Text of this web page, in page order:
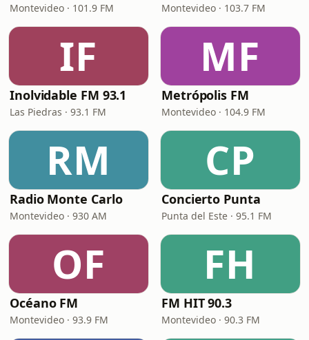
Montevideo · 101.9 FM Montevideo · 103.7 FM
IF
Inolvidable FM 93.1
Las Piedras · 93.1 FM
MF
Metrópolis FM
Montevideo · 104.9 FM
RM
Radio Monte Carlo
Montevideo · 930 AM
CP
Concierto Punta
Punta del Este · 95.1 FM
OF
Océano FM
Montevideo · 93.9 FM
FH
FM HIT 90.3
Montevideo · 90.3 FM